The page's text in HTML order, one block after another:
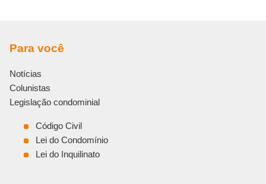
Para você
Notícias
Colunistas
Legislação condominial
Código Civil
Lei do Condomínio
Lei do Inquilinato